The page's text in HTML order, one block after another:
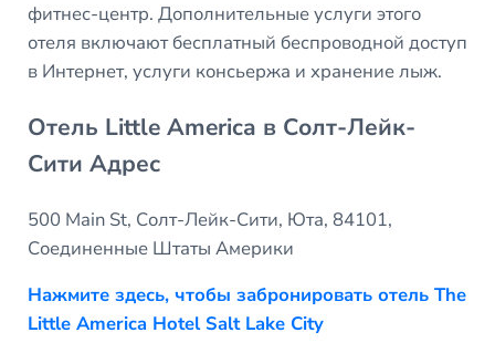
фитнес-центр. Дополнительные услуги этого
отеля включают бесплатный беспроводной доступ
в Интернет, услуги консьержа и хранение лыж.
Отель Little America в Солт-Лейк-
Сити Адрес
500 Main St, Солт-Лейк-Сити, Юта, 84101,
Соединенные Штаты Америки
Нажмите здесь, чтобы забронировать отель The
Little America Hotel Salt Lake City